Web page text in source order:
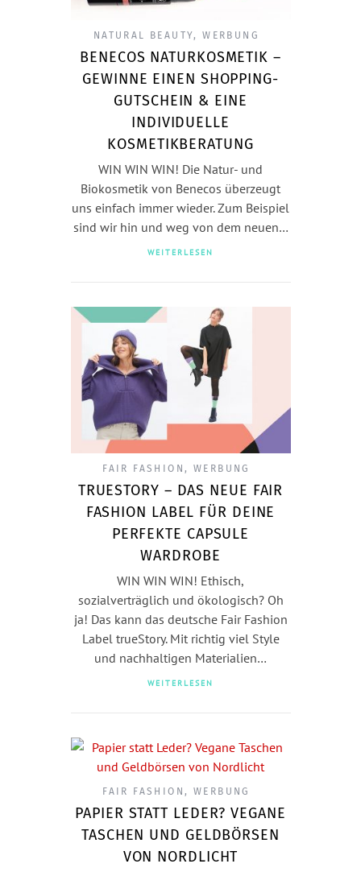
NATURAL BEAUTY,WERBUNG
BENECOS NATURKOSMETIK –
GEWINNE EINEN SHOPPING-
GUTSCHEIN & EINE
INDIVIDUELLE
KOSMETIKBERATUNG
WIN WIN WIN! Die Natur- und
Biokosmetik von Benecos überzeugt
uns einfach immer wieder. Zum Beispiel
sind wir hin und weg von dem neuen…
WEITERLESEN
FAIR FASHION, WERBUNG
TRUESTORY – DAS NEUE FAIR
FASHION LABEL FÜR DEINE
PERFEKTE CAPSULE
WARDROBE
WIN WIN WIN! Ethisch,
sozialverträglich und ökologisch? Oh
ja! Das kann das deutsche Fair Fashion
Label trueStory. Mit richtig viel Style
und nachhaltigen Materialien…
WEITERLESEN
FAIR FASHION, WERBUNG
PAPIER STATT LEDER? VEGANE
TASCHEN UND GELDBÖRSEN
VON NORDLICHT